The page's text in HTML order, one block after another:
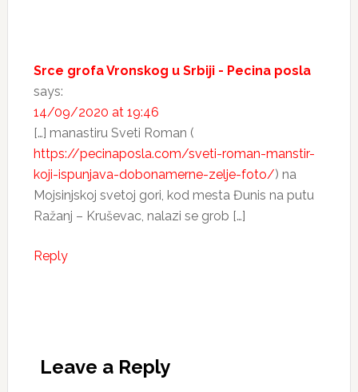
Srce grofa Vronskog u Srbiji - Pecina posla
says:
14/09/2020 at 19:46
[…] manastiru Sveti Roman (
https://pecinaposla.com/sveti-roman-manstir-
koji-ispunjava-dobonamerne-zelje-foto/) na
Mojsinjskoj svetoj gori, kod mesta Đunis na putu
Ražanj – Kruševac, nalazi se grob […]
Reply
Leave a Reply